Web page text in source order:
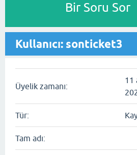
Bir Soru Sor
Kullanıcı: sonticket3
Üyelik zamanı:
11
Tür:
Tam adı: